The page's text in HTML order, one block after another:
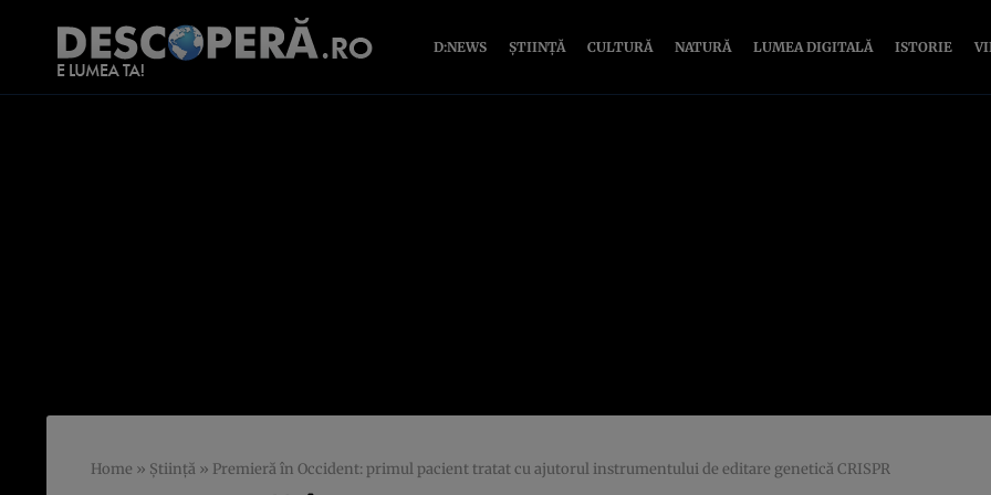
D:NEWS ȘTIINȚĂ CULTURĂ NATURĂ LUMEA DIGITALĂ ISTORIE
Home » Știință » Premieră în Occident: primul pacient tratat cu ajutorul instrumentului de editare genetică CRISPR